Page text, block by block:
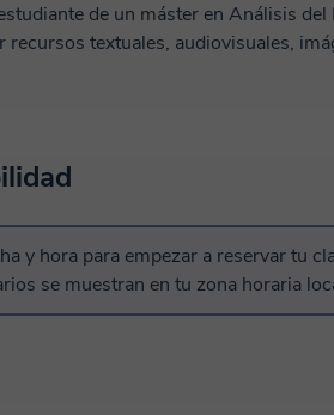
de un máster en Análisis del Discurso. 🤓 Mis
recursos textuales, audiovisuales,
esperas para empezar? Te invito a una clase de prueba
y hora para empezar a reservar tu
se muestran en tu zona horaria